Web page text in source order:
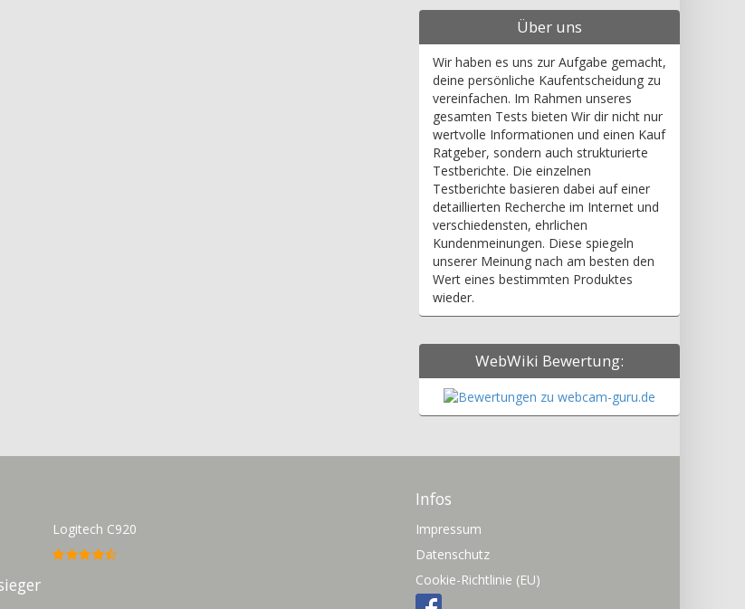
Über uns
Wir haben es uns zur Aufgabe gemacht,
deine persönliche Kaufentscheidung zu
vereinfachen. Im Rahmen unseres
gesamten Tests bieten Wir dir nicht nur
wertvolle Informationen und einen Kauf
Ratgeber, sondern auch strukturierte
Testberichte. Die einzelnen
Testberichte basieren dabei auf einer
detaillierten Recherche im Internet und
verschiedensten, ehrlichen
Kundenmeinungen. Diese spiegeln
unserer Meinung nach am besten den
Wert eines bestimmten Produktes
wieder.
WebWiki Bewertung:
Logitech C920
Infos
Impressum
Datenschutz
Cookie-Richtlinie (EU)